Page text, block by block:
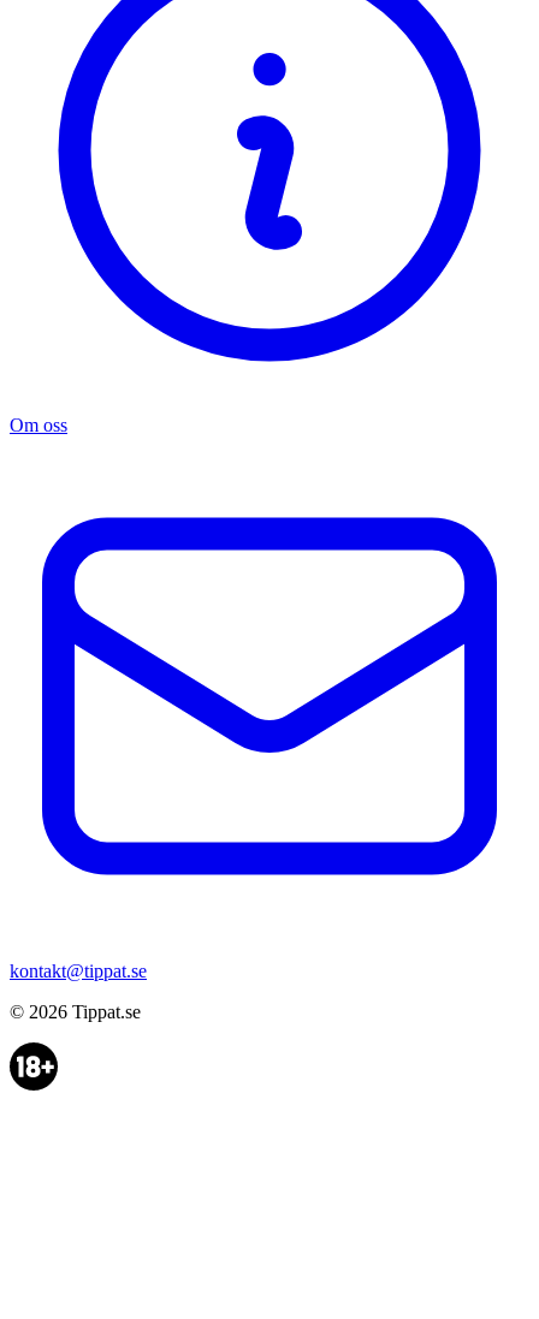
Om oss
kontakt@tippat.se
© 2026 Tippat.se